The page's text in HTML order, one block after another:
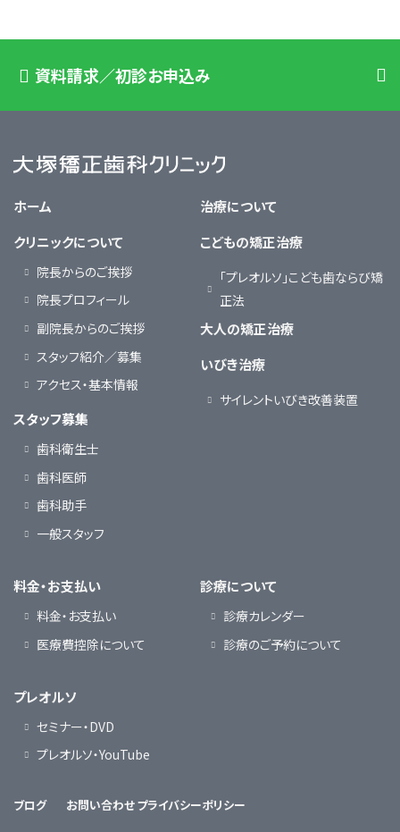
資料請求／初診お申込み
ホーム
クリニックについて
院長からのご挨拶
院長プロフィール
副院長からのご挨拶
スタッフ紹介／募集
アクセス・基本情報
スタッフ募集
歯科衛生士
歯科医師
歯科助手
一般スタッフ
治療について
こどもの矯正治療
「プレオルソ」こども歯ならび矯
正法
大人の矯正治療
いびき治療
サイレントいびき改善装置
料金・お支払い
料金・お支払い
医療費控除について
診療について
診療カレンダー
診療のご予約について
プレオルソ
セミナー・DVD
プレオルソ・YouTube
ブログ お問い合わせプライバシーポリシー